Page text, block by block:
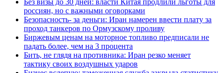
россиян, но с важными оговорками
Безопасность- за деньги: Иран намерен ввести плату за
проход танкеров по Ормузскому проливу
Биржевым ценам на моторное топливо предписали не
падать более, чем на 3 процента
Бить, не глядя на противника: Иран резко меняет
тактику своих воздушных ударов